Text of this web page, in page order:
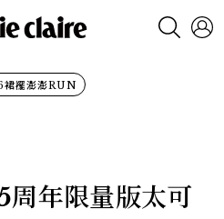
襬澎澎RUN
周年限量版太可